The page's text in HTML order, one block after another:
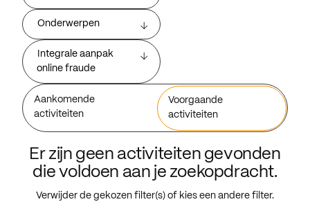
Onderwerpen
Integrale aanpak
online fraude
Aankomende
activiteiten
Voorgaande
activiteiten
Er zijn geen activiteiten gevonden
die voldoen aan je zoekopdracht.
Verwijder de gekozen filter(s) of kies een andere filter.